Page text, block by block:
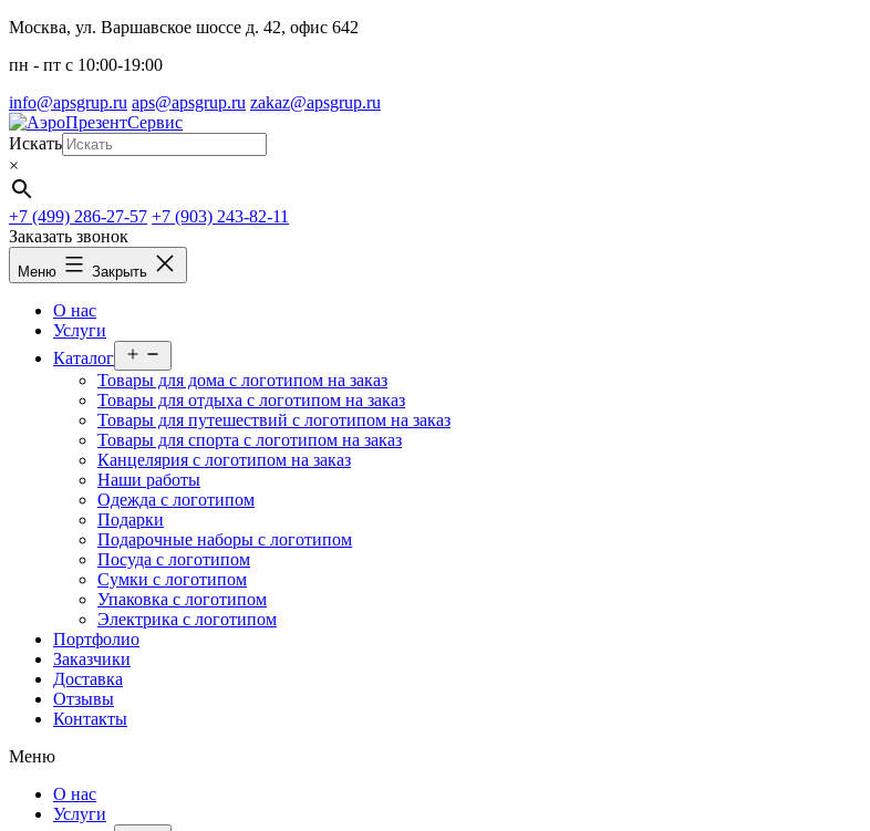
Перейти
содержимому
Москва, ул. Варшавское шоссе д. 42, офис 642
пн - пт c 10:00-19:00
info@apsgrup.ru aps@apsgrup.ru zakaz@apsgrup.ru
Искать
×
+7 (499) 286-27-57 +7 (903) 243-82-11
Заказать звонок
Меню Закрыть
О нас
Услуги
Каталог
меню
Товары для дома с логотипом на заказ
Товары для отдыха с логотипом на заказ
Товары для путешествий с логотипом на заказ
Товары для спорта с логотипом на заказ
Канцелярия с логотипом на заказ
Наши работы
Одежда с логотипом
Подарки
Подарочные наборы с логотипом
Посуда с логотипом
Сумки с логотипом
Упаковка с логотипом
Электрика с логотипом
Портфолио
Заказчики
Доставка
Отзывы
Контакты
Меню
О нас
Услуги